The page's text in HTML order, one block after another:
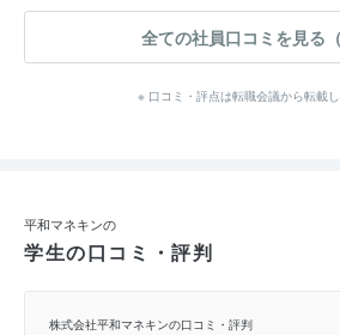
全ての社員口コミを見る（
※ 口コミ・評点は転職会議から転載し
平和マネキンの
学生の口コミ・評判
株式会社平和マネキンの口コミ・評判